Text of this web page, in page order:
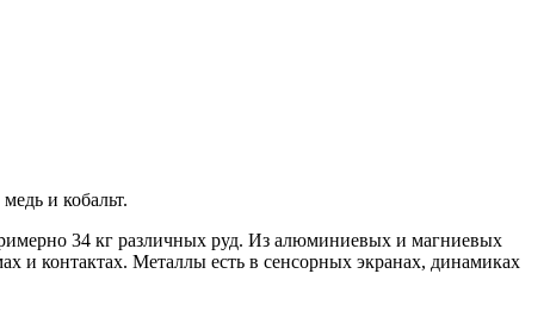
и кобальт.
34 кг различных руд. Из алюминиевых и магниевых
и контактах. Металлы есть в сенсорных экранах, динамиках